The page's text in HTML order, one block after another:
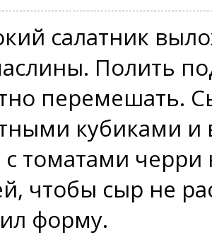
салатник
Полить
перемешать.
кубиками и
с томатами
чтобы сыр не
форму.